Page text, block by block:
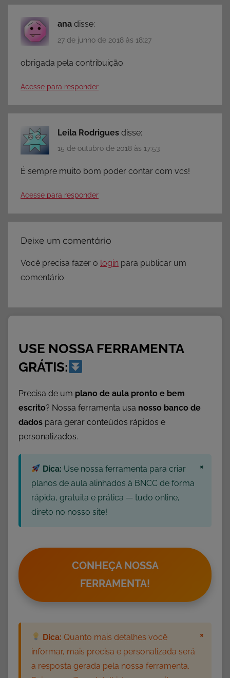
ana disse:
27 de junho de 2018 às 18:27
obrigada pela contribuição.
Acesse para responder
Leila Rodrigues disse:
15 de outubro de 2018 às 17:53
É sempre muito bom poder contar com vcs!
Acesse para responder
Deixe um comentário
Você precisa fazer o login para publicar um
comentário.
USE NOSSA FERRAMENTA
GRÁTIS:
Precisa de um plano de aula pronto e bem
escrito? Nossa ferramenta usa nosso banco de
dados para gerar conteúdos rápidos e
personalizados.
Dica: Use nossa ferramenta para criar
planos de aula alinhados à BNCC de forma
rápida, gratuita e prática — tudo online,
direto no nosso site!
×
CONHEÇA NOSSA
FERRAMENTA!
Dica: Quanto mais detalhes você
informar, mais precisa e personalizada será
a resposta gerada pela nossa ferramenta.
×